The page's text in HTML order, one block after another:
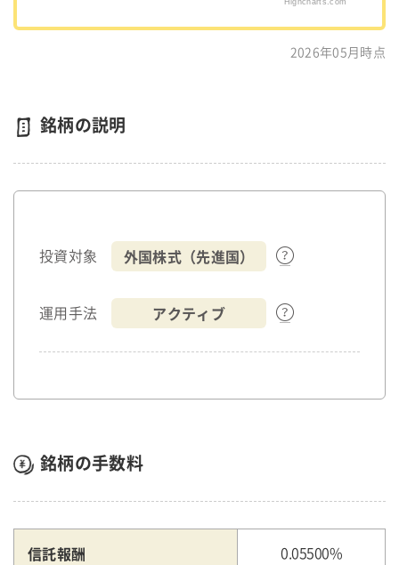
Highcharts.com
2026年05月時点
銘柄の説明
投資対象 外国株式（先進国）
運用手法 アクティブ
銘柄の手数料
信託報酬 0.05500%